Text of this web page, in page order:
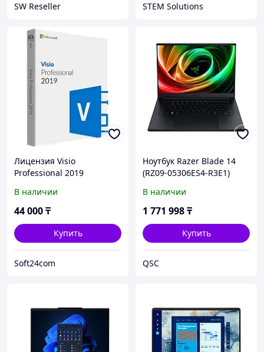
SW Reseller STEM Solutions
Лицензия Visio
Professional 2019
записи
В наличии
44 000₸
Купить
Soft24com
Ноутбук Razer Blade 14
(RZ09-05306ES4-R3E1)
ОЗУ, 2 ТБ SSD, RTX 5070,
Windows 11 Home]
В наличии
1 771 998₸
Купить
QSC